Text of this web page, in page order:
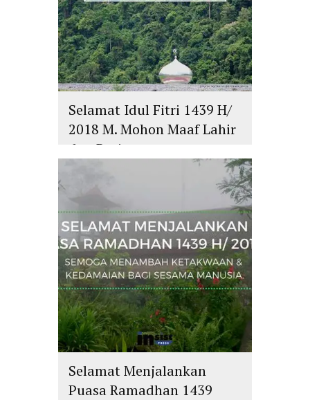
Selamat Idul Fitri 1439 H/
2018 M. Mohon Maaf Lahir
dan Batin
Selamat Menjalankan
Puasa Ramadhan 1439